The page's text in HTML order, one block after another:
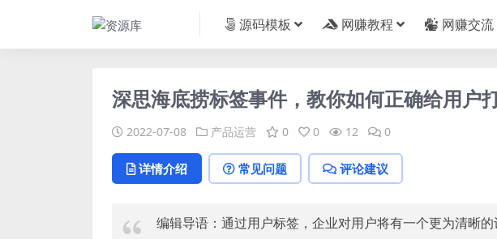
源码模板 网赚教程 网赚交流
深思海底捞标签事件，教你如何正确给用户
2022-07-08 产品运营 0 0 12 0
详情介绍 常见问题 评论建议
编辑导语：通过用户标签，企业对用户将有一个更为清晰